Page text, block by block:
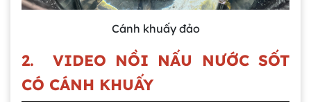
Cánh khuấy đảo
2. VIDEO NỒI NẤU NƯỚC SỐT
CÓ CÁNH KHUẤY